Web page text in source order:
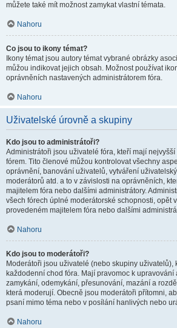
můžete také mít možnost zamykat vlastní témata.
Nahoru
Co jsou to ikony témat?
Ikony témat jsou autory témat vybrané obrázky
můžou indikovat jejich obsah. Možnost používat
oprávněních nastavených administrátorem fóra.
Nahoru
Uživatelské úrovně a skupiny
Kdo jsou to administrátoři?
Administrátoři jsou uživatelé fóra, kteří mají
fórem. Tito členové můžou kontrolovat všechny
oprávnění, banování uživatelů, vytváření
moderátorů atd. a to v závislosti na oprávněních,
majitelem fóra nebo dalšími administrátory.
všech fórech úplné moderátorské schopnosti, opět
provedeném majitelem fóra nebo dalšími
Nahoru
Kdo jsou to moderátoři?
Moderátoři jsou uživatelé (nebo skupiny uživatelů),
každodenní chod fóra. Mají pravomoc k
zamykání, odemykání, přesunování, mazání a
která moderují. Obecně jsou moderátoři přítomni,
psaní mimo téma nebo v posílání hanlivých nebo
Nahoru